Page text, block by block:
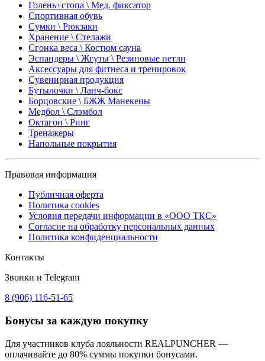
Голень+стопа \ Мед. фиксатор
Спортивная обувь
Сумки \ Рюкзаки
Хранение \ Стелажи
Сгонка веса \ Костюм сауна
Эспандеры \ Жгуты \ Резиновые петли
Аксессуары для фитнеса и тренировок
Сувенирная продукция
Бутылочки \ Ланч-бокс
Борцовские \ БЖЖ Манекены
Медбол \ Слэмбол
Октагон \ Ринг
Тренажеры
Напольные покрытия
Правовая информация
Публичная оферта
Политика cookies
Условия передачи информации в «ООО ТКС»
Согласие на обработку персональных данных
Политика конфиденциальности
Контакты
Звонки и Telegram
8 (906) 116-51-65
Бонусы за каждую покупку
Для участников клуба лояльности REALPUNCHER —
оплачивайте до 80% суммы покупки бонусами.